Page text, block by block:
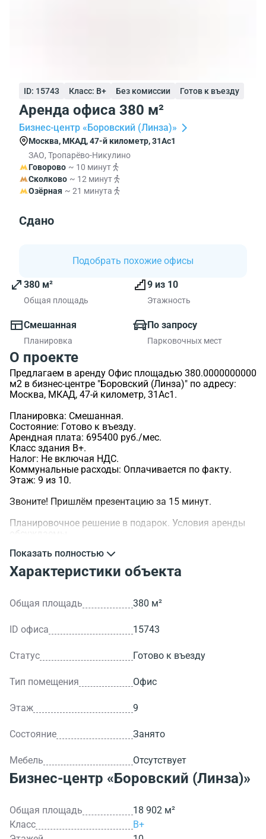
ID: 15743 Класс: B+ Без комиссии Готов к въезду
Аренда офиса 380 м²
Бизнес-центр «Боровский (Линза)»
Москва, МКАД, 47-й километр, 31Ас1
ЗАО, Тропарёво-Никулино
Говорово ~ 10 минут
Сколково ~ 12 минут
Озёрная ~ 21 минута
Сдано
Подобрать похожие офисы
380 м²
Общая площадь
9 из 10
Этажность
Смешанная
Планировка
По запросу
Парковочных мест
О проекте
Предлагаем в аренду Офис площадью 380.0000000000
м2 в бизнес-центре "Боровский (Линза)" по адресу:
Москва, МКАД, 47-й километр, 31Ас1.
Планировка: Смешанная.
Состояние: Готово к въезду.
Арендная плата: 695400 руб./мес.
Класс здания B+.
Налог: Не включая НДС.
Коммунальные расходы: Оплачивается по факту.
Этаж: 9 из 10.
Звоните! Пришлём презентацию за 15 минут.
Планировочное решение в подарок. Условия аренды
обсуждаемы.
>ID объекта - 15743.
Показать полностью
Характеристики объекта
Общая площадь 380 м²
ID офиса 15743
Статус Готово к въезду
Тип помещения Офис
Этаж 9
Состояние Занято
Мебель Отсутствует
Бизнес-центр «Боровский (Линза)»
Общая площадь
18 902 м²
Класс
B+